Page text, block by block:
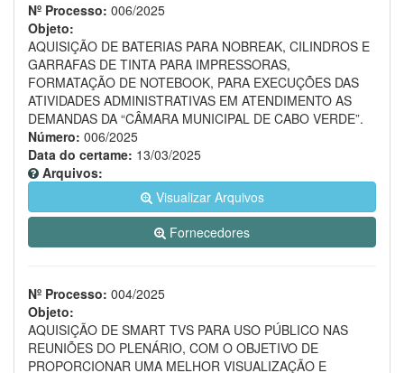
Nº Processo: 006/2025
Objeto:
AQUISIÇÃO DE BATERIAS PARA NOBREAK, CILINDROS E
GARRAFAS DE TINTA PARA IMPRESSORAS,
FORMATAÇÃO DE NOTEBOOK, PARA EXECUÇÕES DAS
ATIVIDADES ADMINISTRATIVAS EM ATENDIMENTO AS
DEMANDAS DA “CÂMARA MUNICIPAL DE CABO VERDE”.
Número: 006/2025
Data do certame: 13/03/2025
Arquivos:
Visualizar Arquivos
Fornecedores
Nº Processo: 004/2025
Objeto:
AQUISIÇÃO DE SMART TVS PARA USO PÚBLICO NAS
REUNIÕES DO PLENÁRIO, COM O OBJETIVO DE
PROPORCIONAR UMA MELHOR VISUALIZAÇÃO E